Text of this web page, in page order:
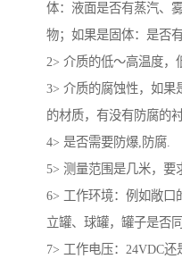
体：液面是否有蒸汽、
物；如果是固体：是否有
2> 介质的低～高温度，
3> 介质的腐蚀性，如果
的材质，有没有防腐的衬
4> 是否需要防爆,防腐.
5> 测量范围是几米，要
6> 工作环境：例如敞口
立罐、球罐，罐子是否
7> 工作电压：24VDC还